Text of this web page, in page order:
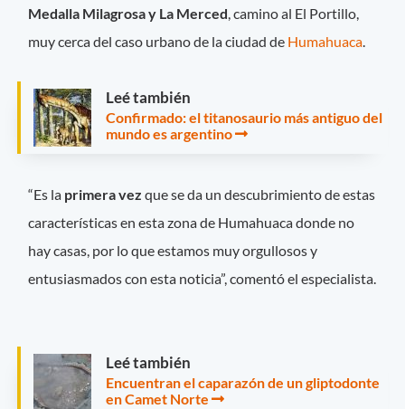
Medalla Milagrosa y La Merced , camino al El Portillo,
muy cerca del caso urbano de la ciudad de Humahuaca
Leé también
Confirmado: el titanosaurio más antiguo del
mundo es argentino
“Es la primera vez que se da un descubrimiento de estas
características en esta zona de Humahuaca donde no
hay casas, por lo que estamos muy orgullosos y
entusiasmados con esta noticia”, comentó el especialista.
Leé también
Encuentran el caparazón de un gliptodonte
en Camet Norte